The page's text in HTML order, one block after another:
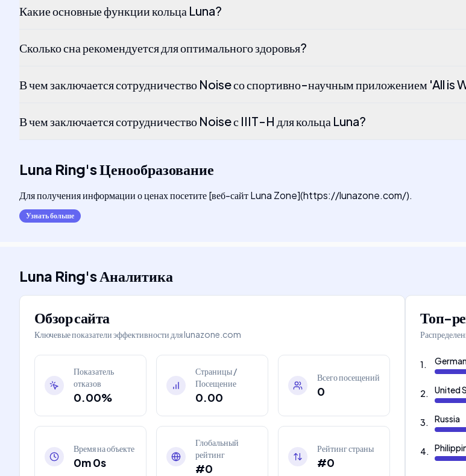
Какие основные функции кольца Luna?
Сколько сна рекомендуется для оптимального здоровья?
В чем заключается сотрудничество Noise со спортивно-научным приложением 'All is
В чем заключается сотрудничество Noise с IIIT-H для кольца Luna?
Luna Ring'sЦенообразование
Для получения информации о ценах посетите [веб-сайт Luna Zone](https://lunazone.com/).
Узнать больше
Luna Ring'sАналитика
Обзор сайта
Ключевые показатели эффективности дляlunazone.com
Показатель
отказов
0.00%
Страницы /
Посещение
0.00
Всего посещений
0
Время на объекте
0m 0s
Глобальный
рейтинг
#0
Рейтинг страны
#0
Топ-
1.
2. United
3. Russia
4.